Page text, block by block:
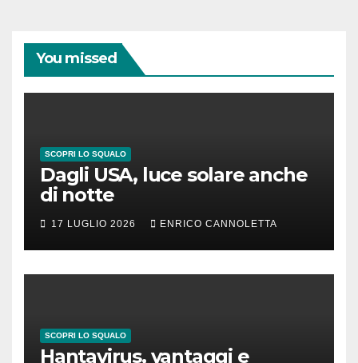
You missed
SCOPRI LO SQUALO
Dagli USA, luce solare anche
di notte
17 LUGLIO 2026 ENRICO CANNOLETTA
SCOPRI LO SQUALO
Hantavirus, vantaggi e